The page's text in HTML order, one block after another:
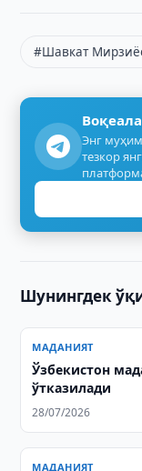
#Шавкат
Энг
тезкор
Шунингдек
МАДАНИЯТ
Ўзбекистон
ўтказилади
28/07/2026
МАДАНИЯТ